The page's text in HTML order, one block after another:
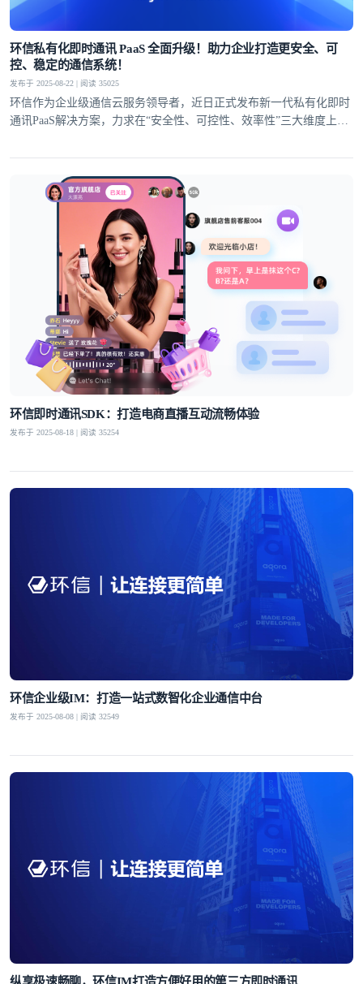
环信私有化即时通讯 PaaS 全面升级！助力企业打造更安全、可
控、稳定的通信系统！
发布于 2025-08-22 | 阅读 35025
环信作为企业级通信云服务领导者，近日正式发布新一代私有化即时
通讯PaaS解决方案，力求在“安全性、可控性、效率性”三大维度上全
求。
环信即时通讯SDK：打造电商直播互动流畅体验
发布于 2025-08-18 | 阅读 35254
环信企业级IM：打造一站式数智化企业通信中台
发布于 2025-08-08 | 阅读 32549